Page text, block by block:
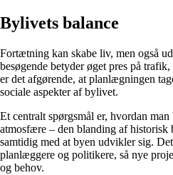
Bylivets balance
Fortætning kan skabe liv, men også
besøgende betyder øget pres på
er det afgørende, at planlægningen
sociale aspekter af bylivet.
Et centralt spørgsmål er, hvordan
atmosfære – den blanding af
samtidig med at byen udvikler sig.
planlæggere og politikere, så nye
og behov.